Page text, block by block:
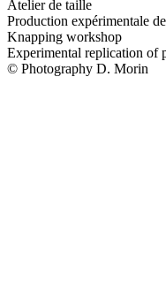
Atelier de taille
Production expérimentale
Knapping workshop
Experimental replication of
© Photography D. Morin